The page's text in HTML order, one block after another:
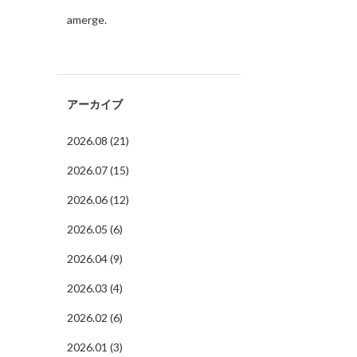
amerge.
アーカイブ
2026.08 (21)
2026.07 (15)
2026.06 (12)
2026.05 (6)
2026.04 (9)
2026.03 (4)
2026.02 (6)
2026.01 (3)